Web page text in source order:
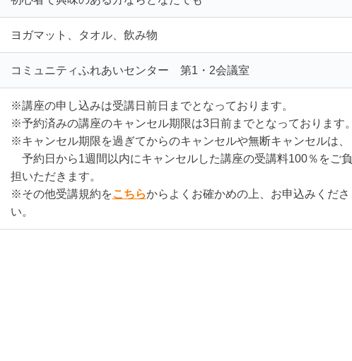
ヨガマット、タオル、飲み物
コミュニティふれあいセンター 第1・2会議室
※講座の申し込みは受講日前日までとなっております。
※予約済みの講座のキャンセル期限は3日前までとなっております。
※キャンセル期限を過ぎてからのキャンセルや無断キャンセルは、
予約日から1週間以内にキャンセルした講座の受講料100％をご負
担いただきます。
※その他受講規約をこちらからよくお確かめの上、お申込みくださ
い。